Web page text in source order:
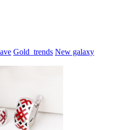
Gold_trends New galaxy